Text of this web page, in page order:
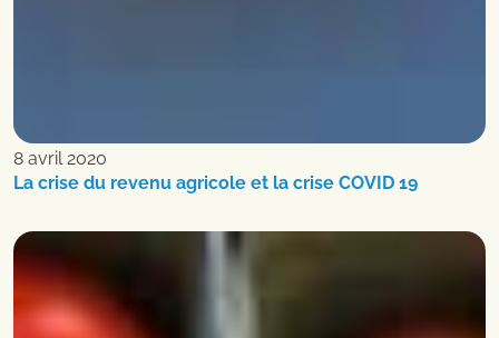
8 avril 2020
La crise du revenu agricole et la crise COVID 19